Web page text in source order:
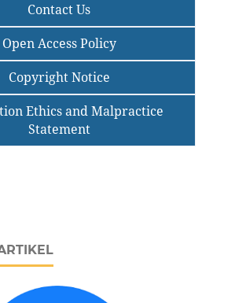
Contact Us
Open Access Policy
Copyright Notice
Ethics and Malpractice
Statement